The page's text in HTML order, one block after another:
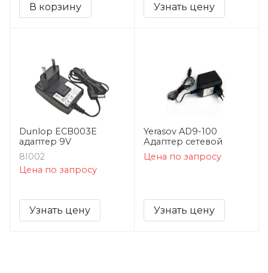
В корзину Узнать цену
Dunlop ECB003E
адаптер 9V
8I002
Цена по запросу
Узнать цену
Yerasov AD9-100
Адаптер сетевой
Цена по запросу
Узнать цену